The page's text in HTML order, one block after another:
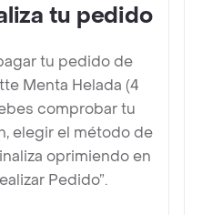
tu pedido
tu pedido de
Menta Helada (4
comprobar tu
elegir el método de
oprimiendo en
Pedido”.